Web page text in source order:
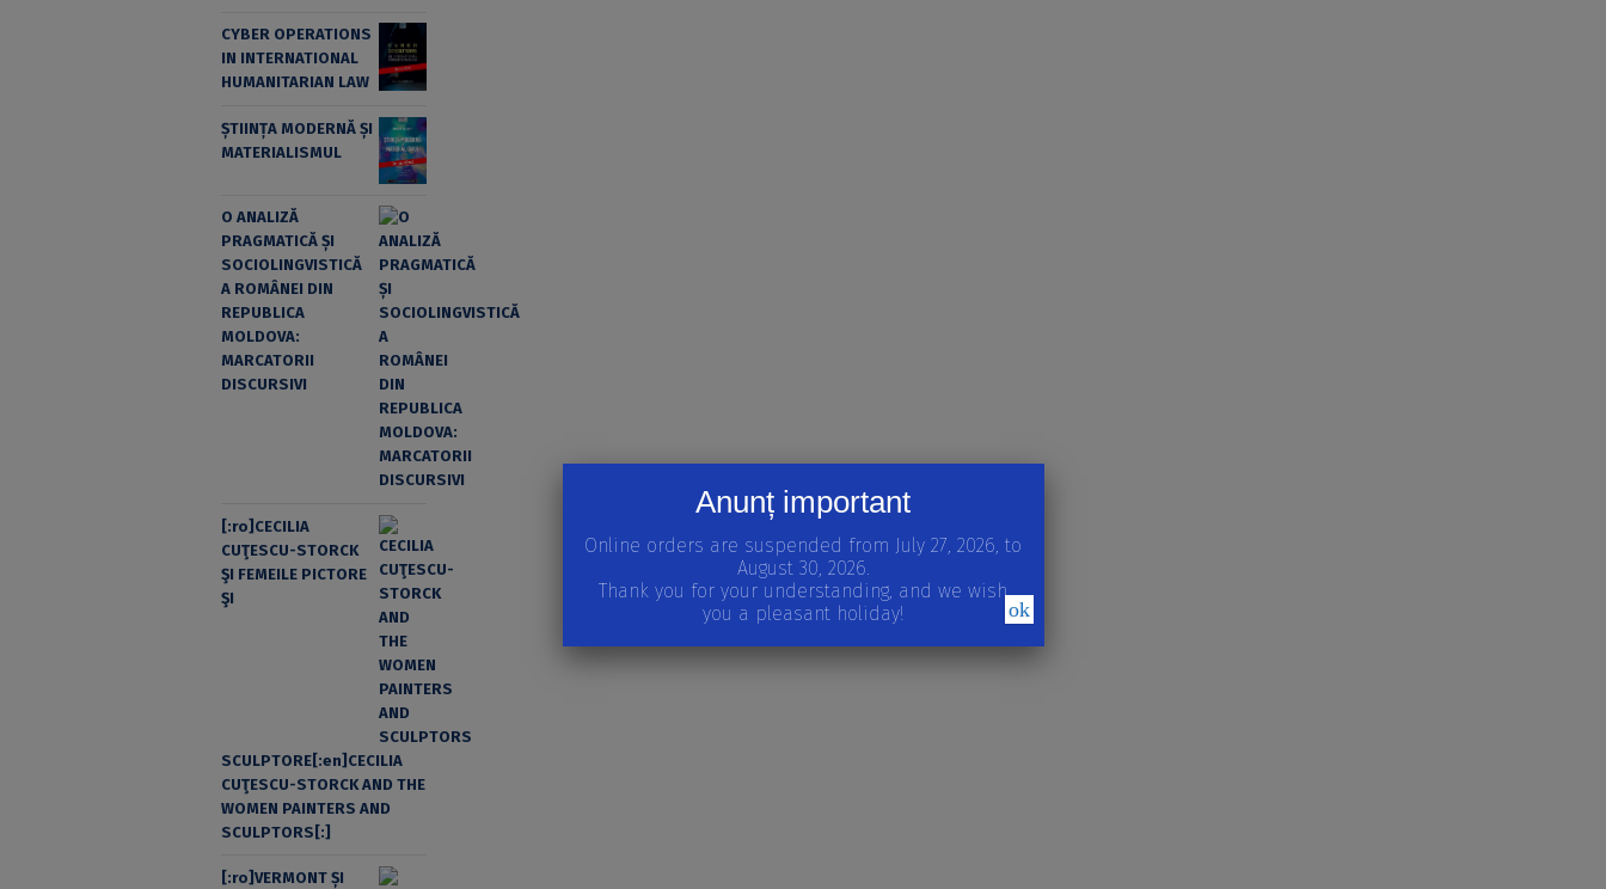
CYBER OPERATIONS
IN INTERNATIONAL
HUMANITARIAN LAW
ȘTIINȚA MODERNĂ ȘI
MATERIALISMUL
O ANALIZĂ
PRAGMATICĂ ȘI
SOCIOLINGVISTICĂ
A ROMÂNEI DIN
REPUBLICA
MOLDOVA:
MARCATORII
DISCURSIVI
[:ro]CECILIA
CUŢESCU-STORCK
ŞI FEMEILE PICTORE
ŞI
SCULPTORE[:en]CECILIA
CUŢESCU-STORCK AND THE
WOMEN PAINTERS AND
SCULPTORS[:]
[:ro]VERMONT ȘI
Anunț important
Online orders are suspended from July 27, 2026, to
August 30, 2026.
Thank you for your understanding, and we wish
you a pleasant holiday!
ok